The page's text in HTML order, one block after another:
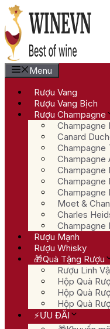
Chuyển
đến
nội
dung
Menu
Rượu Vang
Rượu Vang Bịch
Rượu Champagne
Champagne
Canard
Champagne
Champagne
Champagne
Champagne
Champagne
Moet &
Charles
Champagne
Rượu Mạnh
Rượu Whisky
🎁Quà Tặng Rượu
Rượu Linh
Hộp Quà
Hộp Quà
Hộp Quà
⚡ƯU ĐÃI